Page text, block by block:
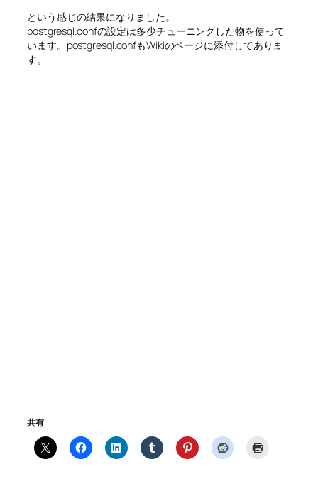
という感じの結果になりました。
postgresql.confの設定は多少チューニングした物を使って
います。postgresql.confもWikiのページに添付してありま
す。
共有